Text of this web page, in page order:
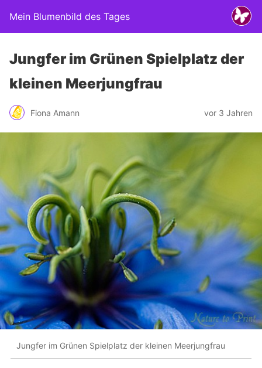
Mein Blumenbild des Tages
Jungfer im Grünen Spielplatz der
kleinen Meerjungfrau
Fiona Amann vor 3 Jahren
Jungfer im Grünen Spielplatz der kleinen Meerjungfrau